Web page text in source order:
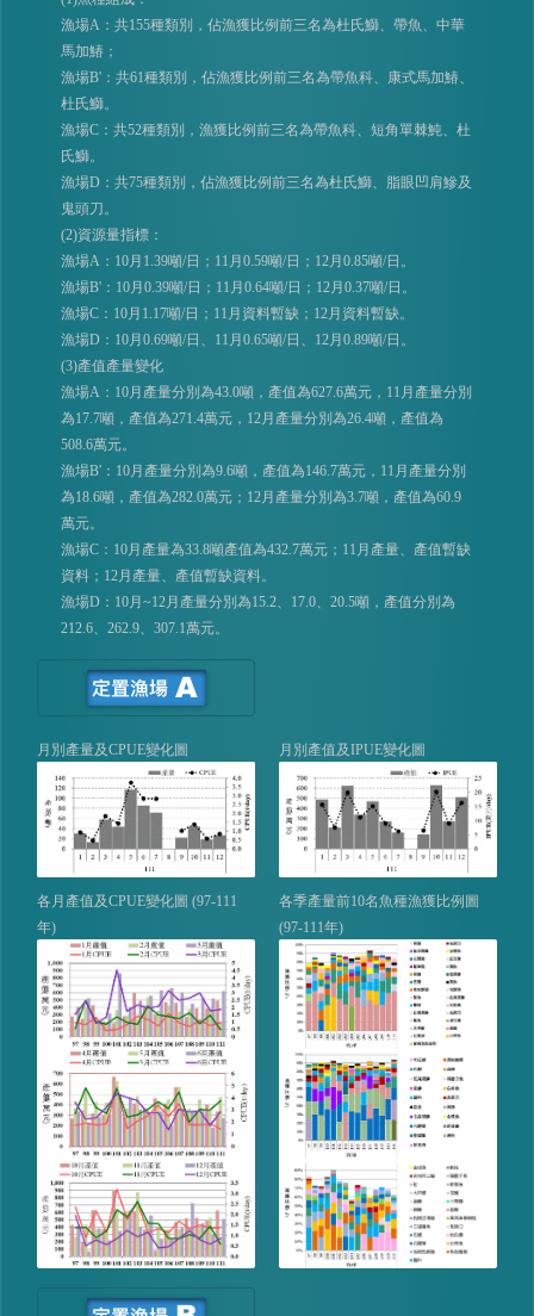
漁場A：共155種類別，佔漁獲比例前三名為杜氏鰤、帶魚、中華
馬加鰆；
漁場B'：共61種類別，佔漁獲比例前三名為帶魚科、康式馬加鰆、
杜氏鰤。
漁場C：共52種類別，漁獲比例前三名為帶魚科、短角單棘魨、杜
氏鰤。
漁場D：共75種類別，佔漁獲比例前三名為杜氏鰤、脂眼凹肩鰺及
鬼頭刀。
(2)資源量指標：
漁場A：10月1.39噸/日；11月0.59噸/日；12月0.85噸/日。
漁場B'：10月0.39噸/日；11月0.64噸/日；12月0.37噸/日。
漁場C：10月1.17噸/日；11月資料暫缺；12月資料暫缺。
漁場D：10月0.69噸/日、11月0.65噸/日、12月0.89噸/日。
(3)產值產量變化
漁場A：10月產量分別為43.0噸，產值為627.6萬元，11月產量分別
為17.7噸，產值為271.4萬元，12月產量分別為26.4噸，產值為
508.6萬元。
漁場B'：10月產量分別為9.6噸，產值為146.7萬元，11月產量分別
為18.6噸，產值為282.0萬元；12月產量分別為3.7噸，產值為60.9
萬元。
漁場C：10月產量為33.8噸產值為432.7萬元；11月產量、產值暫缺
資料；12月產量、產值暫缺資料。
漁場D：10月~12月產量分別為15.2、17.0、20.5噸，產值分別為
212.6、262.9、307.1萬元。
月別產量及CPUE變化圖
各月產值及CPUE變化圖 (97-111
年)
月別產值及IPUE變化圖
各季產量前10名魚種漁獲比例圖
(97-111年)